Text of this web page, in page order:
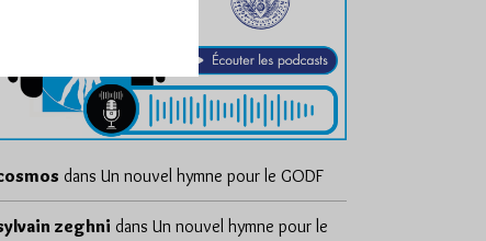
dans Un nouvel hymne pour le GODF
zeghni dans Un nouvel hymne pour le